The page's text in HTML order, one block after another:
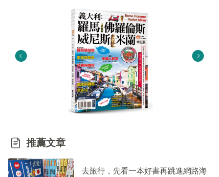
推薦文章
去旅行，先看一本好書再跳進網路海